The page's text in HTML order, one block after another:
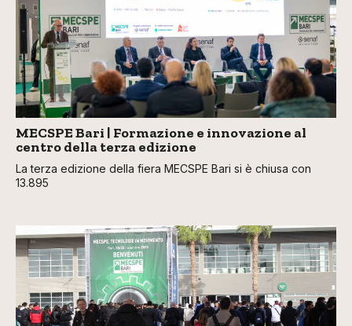
MECSPE Bari | Formazione e innovazione al
centro della terza edizione
La terza edizione della fiera MECSPE Bari si è chiusa con
13.895